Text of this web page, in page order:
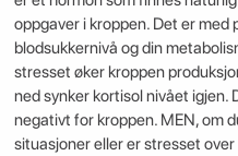
oppgaver i kroppen. Det er med
blodsukkernivå og din
stresset øker kroppen
ned synker kortisol nivået igjen.
negativt for kroppen. MEN, om
situasjoner eller er stresset